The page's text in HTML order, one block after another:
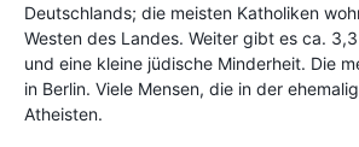
Deutschlands; die meisten Katholiken
Westen des Landes. Weiter gibt es ca.
und eine kleine jüdische Minderheit. Die
in Berlin. Viele Mensen, die in der
Atheisten.